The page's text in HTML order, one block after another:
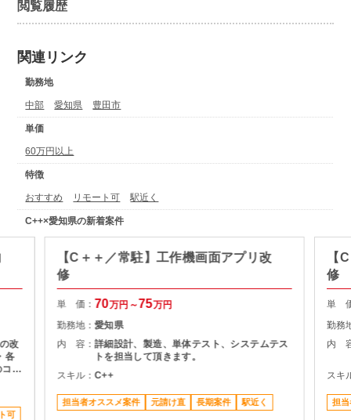
閲覧履歴
関連リンク
勤務地
中部 愛知県 豊田市
単価
60万円以上
特徴
おすすめ リモート可 駅近く
C++×愛知県の新着案件
改
各
ミ
可
可
【C＋＋／常駐】工作機画面アプリ改
修
単 価： 70万円～75万円
勤務地：愛知県
内 容：詳細設計、製造、単体テスト、システムテス
トを担当して頂きます。
スキル：C++
担当者オススメ案件 元請け直 長期案件 駅近く
【
修
単
勤務
内
スキ
担当